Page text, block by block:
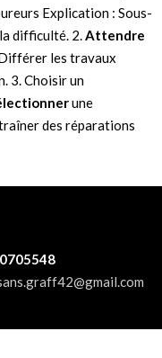
Explication : Sous-
difficulté. 2.Attendre
les travaux
3. Choisir un
une
des réparations